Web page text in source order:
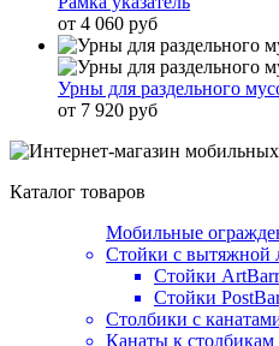
от 4 060 руб
Урны для раздельного
от 7 920 руб
Каталог товаров
Мобильные
Стойки с вытяжной
Стойки
Стойки
Столбики с
Канаты к столбикам